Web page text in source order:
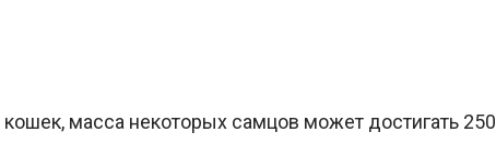
масса некоторых самцов может достигать 250